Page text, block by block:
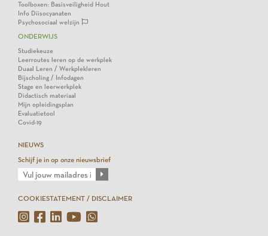
Toolboxen: Basisveiligheid Hout
Info Diisocyanaten
Psychosociaal welzijn
ONDERWIJS
Studiekeuze
Leerroutes leren op de werkplek
Duaal Leren / Werkplekleren
Bijscholing / Infodagen
Stage en leerwerkplek
Didactisch materiaal
Mijn opleidingsplan
Evaluatietool
Covid-19
NIEUWS
Schijf je in op onze nieuwsbrief
COOKIESTATEMENT / DISCLAIMER